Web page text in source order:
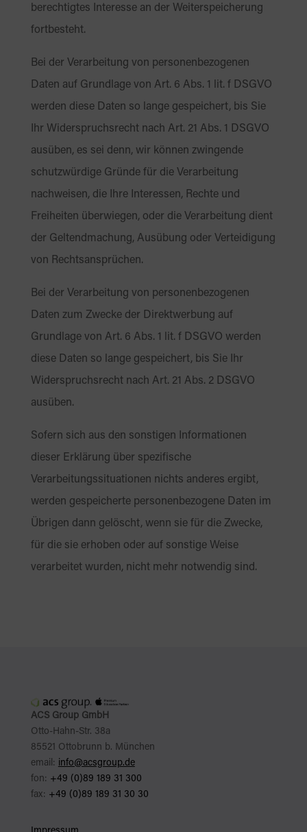
berechtigtes Interesse an der Weiterspeicherung
fortbesteht.
Bei der Verarbeitung von personenbezogenen
Daten auf Grundlage von Art. 6 Abs. 1 lit. f DSGVO
werden diese Daten so lange gespeichert, bis Sie
Ihr Widerspruchsrecht nach Art. 21 Abs. 1 DSGVO
ausüben, es sei denn, wir können zwingende
schutzwürdige Gründe für die Verarbeitung
nachweisen, die Ihre Interessen, Rechte und
Freiheiten überwiegen, oder die Verarbeitung dient
der Geltendmachung, Ausübung oder Verteidigung
von Rechtsansprüchen.
Bei der Verarbeitung von personenbezogenen
Daten zum Zwecke der Direktwerbung auf
Grundlage von Art. 6 Abs. 1 lit. f DSGVO werden
diese Daten so lange gespeichert, bis Sie Ihr
Widerspruchsrecht nach Art. 21 Abs. 2 DSGVO
ausüben.
Sofern sich aus den sonstigen Informationen
dieser Erklärung über spezifische
Verarbeitungssituationen nichts anderes ergibt,
werden gespeicherte personenbezogene Daten im
Übrigen dann gelöscht, wenn sie für die Zwecke,
für die sie erhoben oder auf sonstige Weise
verarbeitet wurden, nicht mehr notwendig sind.
ACS Group GmbH
Otto-Hahn-Str. 38a
85521 Ottobrunn b. München
email: info@acsgroup.de
fon: +49 (0)89 189 31 300
fax: +49 (0)89 189 31 30 30